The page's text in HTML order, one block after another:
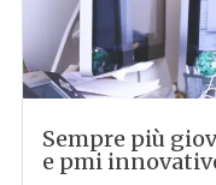
Sempre più
e pmi